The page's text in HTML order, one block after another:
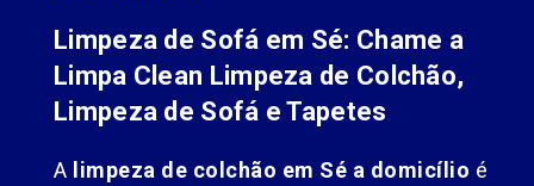
Limpeza de Sofá em Sé: Chame a
Limpa Clean Limpeza de Colchão,
Limpeza de Sofá e Tapetes
A limpeza de colchão em Sé a domicílio é